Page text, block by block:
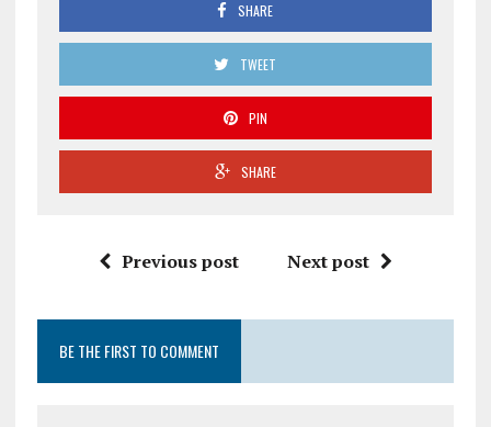
SHARE
TWEET
PIN
SHARE
Previous post Next post
BE THE FIRST TO COMMENT